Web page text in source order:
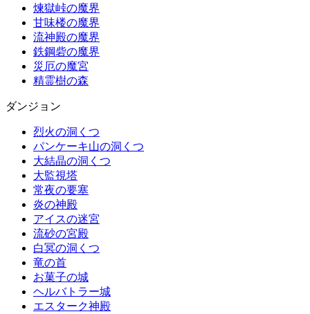
煉獄峠の魔界
甘味楼の魔界
流神殿の魔界
鉄鋼砦の魔界
災厄の魔宮
精霊樹の森
ダンジョン
烈火の洞くつ
パンケーキ山の洞くつ
大結晶の洞くつ
大監視塔
常夜の要塞
炎の神殿
アイスの迷宮
流砂の宮殿
白冥の洞くつ
竜の首
お菓子の城
ヘルバトラー城
エスターク神殿